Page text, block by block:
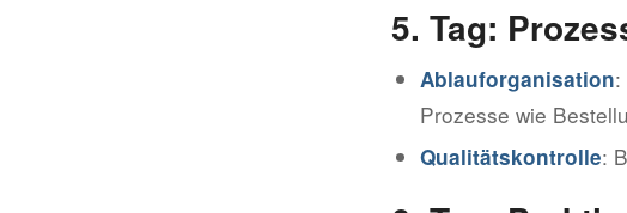
5. Tag:
Ablauforganisation
Prozesse wie
Qualitätskontrolle: